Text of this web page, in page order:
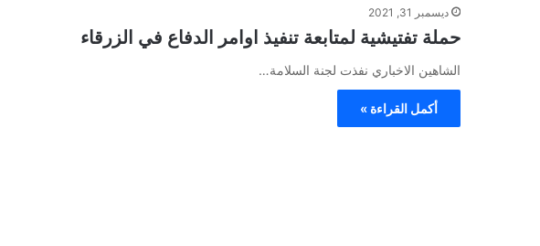
ديسمبر 31, 2021
حملة تفتيشية لمتابعة تنفيذ اوامر الدفاع في الزرقاء
الشاهين الاخباري نفذت لجنة السلامة…
أكمل القراءة »